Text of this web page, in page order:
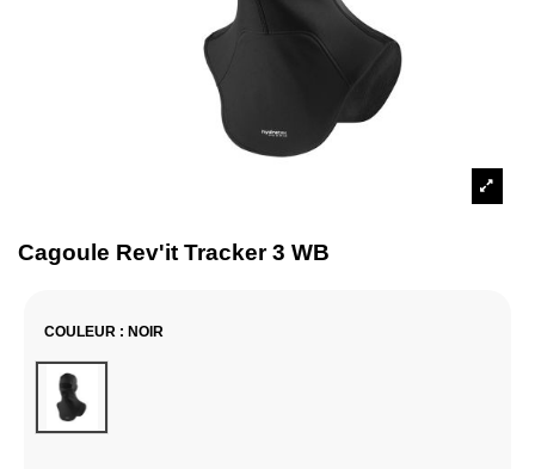
Cagoule Rev'it Tracker 3 WB
COULEUR : NOIR
Noir